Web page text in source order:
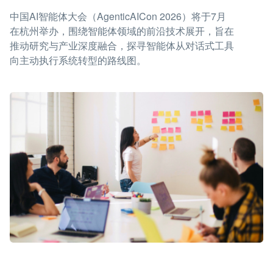
中国AI智能体大会（AgenticAICon 2026）将于7月
在杭州举办，围绕智能体领域的前沿技术展开，旨在
推动研究与产业深度融合，探寻智能体从对话式工具
向主动执行系统转型的路线图。